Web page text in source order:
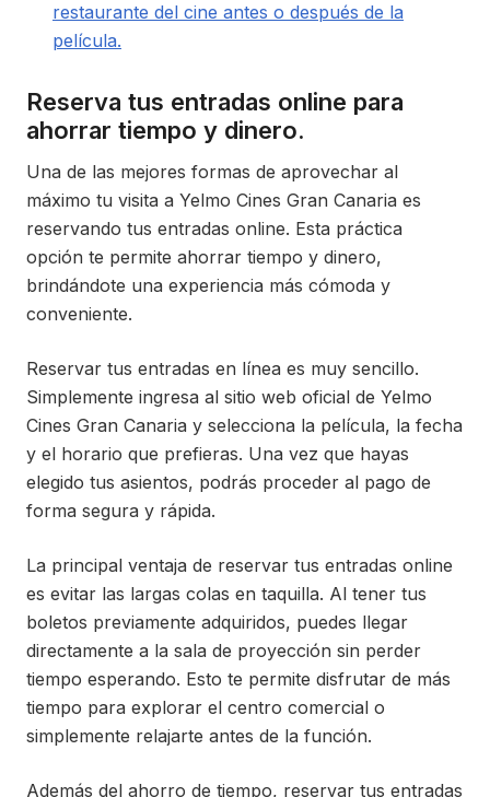
restaurante del cine antes o después de la
película.
Reserva tus entradas online para
ahorrar tiempo y dinero.
Una de las mejores formas de aprovechar al
máximo tu visita a Yelmo Cines Gran Canaria es
reservando tus entradas online. Esta práctica
opción te permite ahorrar tiempo y dinero,
brindándote una experiencia más cómoda y
conveniente.
Reservar tus entradas en línea es muy sencillo.
Simplemente ingresa al sitio web oficial de Yelmo
Cines Gran Canaria y selecciona la película, la fecha
y el horario que prefieras. Una vez que hayas
elegido tus asientos, podrás proceder al pago de
forma segura y rápida.
La principal ventaja de reservar tus entradas online
es evitar las largas colas en taquilla. Al tener tus
boletos previamente adquiridos, puedes llegar
directamente a la sala de proyección sin perder
tiempo esperando. Esto te permite disfrutar de más
tiempo para explorar el centro comercial o
simplemente relajarte antes de la función.
Además del ahorro de tiempo, reservar tus entradas